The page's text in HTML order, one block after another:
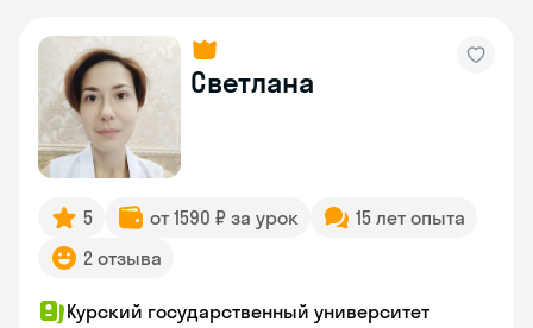
Светлана
5 от 1590 ₽ за урок
15 лет опыта
2 отзыва
Курский государственный университет